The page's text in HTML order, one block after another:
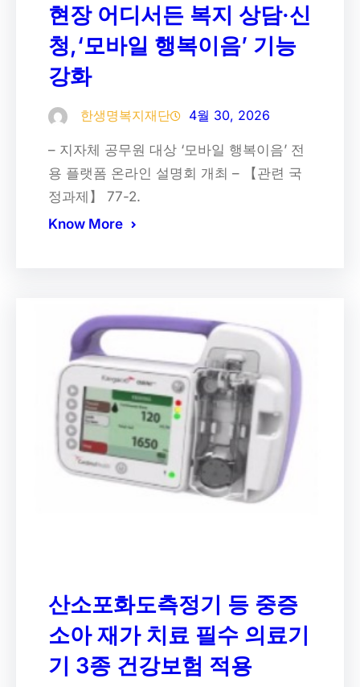
현장 어디서든 복지 상담·신
청,‘모바일 행복이음’ 기능
강화
한생명복지재단 4월 30, 2026
– 지자체 공무원 대상 ‘모바일 행복이음’ 전
용 플랫폼 온라인 설명회 개최 – 【관련 국
정과제】 77-2.
Know More
산소포화도측정기 등 중증
소아 재가 치료 필수 의료기
기 3종 건강보험 적용